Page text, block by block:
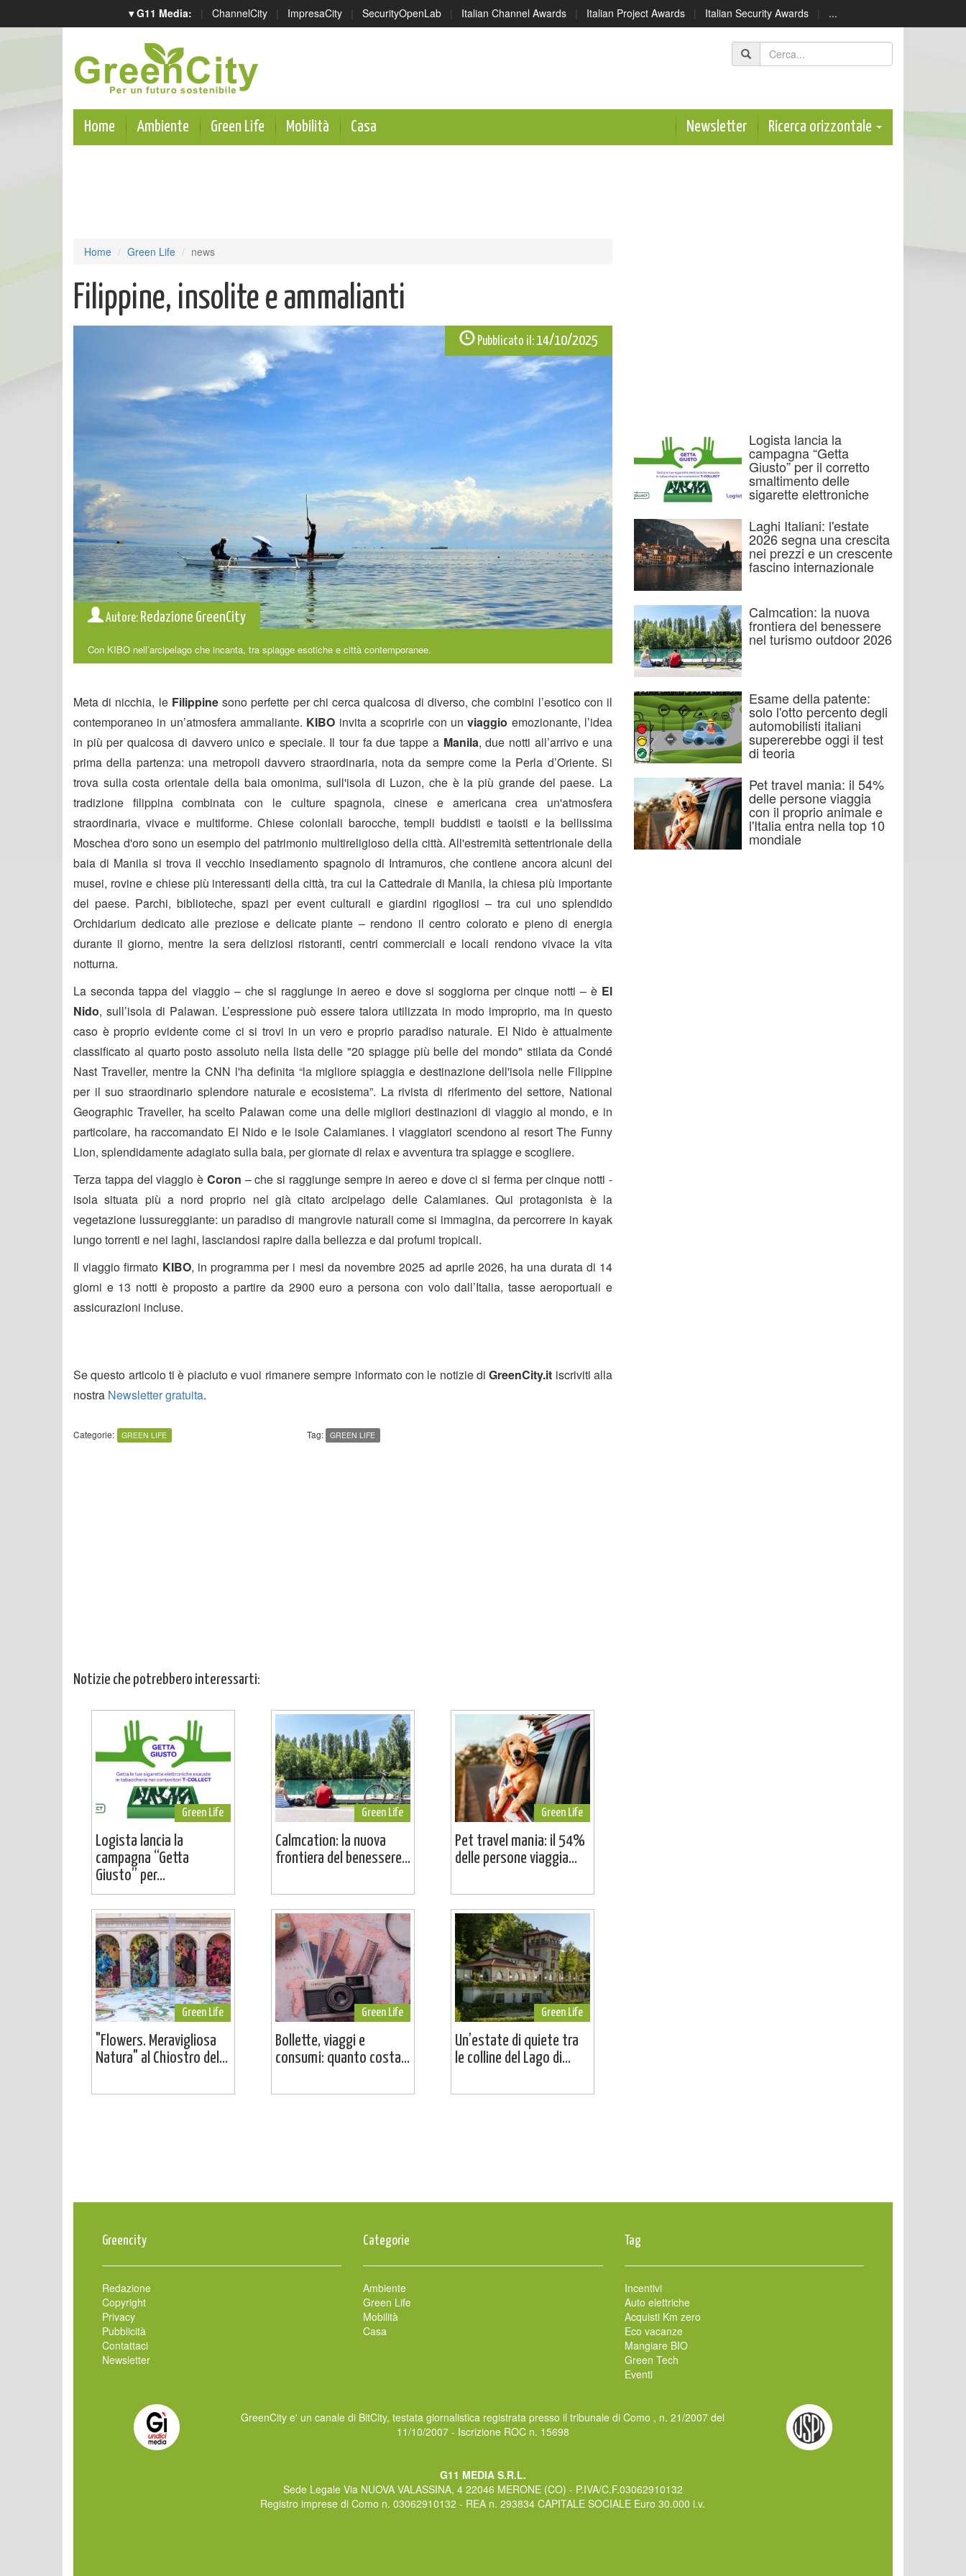
▾ G11 Media: | ChannelCity | ImpresaCity | SecurityOpenLab | Italian Channel Awards | Italian Project Awards | Italian Security Awards | ...
Home Ambiente Green Life Mobilità Casa Newsletter Ricerca orizzontale
Home Green Life news
Filippine, insolite e ammalianti
Pubblicato il:14/10/2025
Autore: Redazione GreenCity
Con KIBO nell’arcipelago che incanta, tra spiagge esotiche e città contemporanee.
Meta di nicchia, le Filippine sono perfette per chi cerca qualcosa di diverso, che combini l’esotico con il
contemporaneo in un’atmosfera ammaliante. KIBO invita a scoprirle con un viaggio emozionante, l’idea
in più per qualcosa di davvero unico e speciale. Il tour fa due tappe a Manila, due notti all’arrivo e una
prima della partenza: una metropoli davvero straordinaria, nota da sempre come la Perla d’Oriente. Si
trova sulla costa orientale della baia omonima, sull'isola di Luzon, che è la più grande del paese. La
tradizione filippina combinata con le culture spagnola, cinese e americana crea un'atmosfera
straordinaria, vivace e multiforme. Chiese coloniali barocche, templi buddisti e taoisti e la bellissima
Moschea d'oro sono un esempio del patrimonio multireligioso della città. All'estremità settentrionale della
baia di Manila si trova il vecchio insediamento spagnolo di Intramuros, che contiene ancora alcuni dei
musei, rovine e chiese più interessanti della città, tra cui la Cattedrale di Manila, la chiesa più importante
del paese. Parchi, biblioteche, spazi per event culturali e giardini rigogliosi – tra cui uno splendido
Orchidarium dedicato alle preziose e delicate piante – rendono il centro colorato e pieno di energia
durante il giorno, mentre la sera deliziosi ristoranti, centri commerciali e locali rendono vivace la vita
notturna.
La seconda tappa del viaggio – che si raggiunge in aereo e dove si soggiorna per cinque notti – è El
Nido, sull’isola di Palawan. L’espressione può essere talora utilizzata in modo improprio, ma in questo
caso è proprio evidente come ci si trovi in un vero e proprio paradiso naturale. El Nido è attualmente
classificato al quarto posto assoluto nella lista delle "20 spiagge più belle del mondo" stilata da Condé
Nast Traveller, mentre la CNN l'ha definita “la migliore spiaggia e destinazione dell'isola nelle Filippine
per il suo straordinario splendore naturale e ecosistema”. La rivista di riferimento del settore, National
Geographic Traveller, ha scelto Palawan come una delle migliori destinazioni di viaggio al mondo, e in
particolare, ha raccomandato El Nido e le isole Calamianes. I viaggiatori scendono al resort The Funny
Lion, splendidamente adagiato sulla baia, per giornate di relax e avventura tra spiagge e scogliere.
Terza tappa del viaggio è Coron – che si raggiunge sempre in aereo e dove ci si ferma per cinque notti -
isola situata più a nord proprio nel già citato arcipelago delle Calamianes. Qui protagonista è la
vegetazione lussureggiante: un paradiso di mangrovie naturali come si immagina, da percorrere in kayak
lungo torrenti e nei laghi, lasciandosi rapire dalla bellezza e dai profumi tropicali.
Il viaggio firmato KIBO, in programma per i mesi da novembre 2025 ad aprile 2026, ha una durata di 14
giorni e 13 notti è proposto a partire da 2900 euro a persona con volo dall’Italia, tasse aeroportuali e
assicurazioni incluse.
Se questo articolo ti è piaciuto e vuoi rimanere sempre informato con le notizie diGreenCity.it iscriviti alla
nostra Newsletter gratuita.
Categorie: GREEN LIFE Tag: GREEN LIFE
Notizie che potrebbero interessarti:
Green Life
Logista lancia la
campagna “Getta
Giusto” per...
Green Life
Calmcation: la nuova
frontiera del benessere...
Green Life
Pet travel mania: il 54%
delle persone viaggia...
Green Life
"Flowers. Meravigliosa
Natura" al Chiostro del...
Green Life
Bollette, viaggi e
consumi: quanto costa...
Green Life
Un’estate di quiete tra
le colline del Lago di...
Logista lancia la
campagna “Getta
Giusto” per il corretto
smaltimento delle
sigarette elettroniche
Laghi Italiani: l'estate
2026 segna una crescita
nei prezzi e un crescente
fascino internazionale
Calmcation: la nuova
frontiera del benessere
nel turismo outdoor 2026
Esame della patente:
solo l'otto percento degli
automobilisti italiani
supererebbe oggi il test
di teoria
Pet travel mania: il 54%
delle persone viaggia
con il proprio animale e
l'Italia entra nella top 10
mondiale
Greencity
Redazione
Copyright
Privacy
Pubblicità
Contattaci
Newsletter
Categorie
Ambiente
Green Life
Mobilità
Casa
Tag
Incentivi
Auto elettriche
Acquisti Km zero
Eco vacanze
Mangiare BIO
Green Tech
Eventi
GreenCity e' un canale di BitCity, testata giornalistica registrata presso il tribunale di Como , n. 21/2007 del
11/10/2007 - Iscrizione ROC n. 15698
G11 MEDIA S.R.L.
Sede Legale Via NUOVA VALASSINA, 4 22046 MERONE (CO) - P.IVA/C.F.03062910132
Registro imprese di Como n. 03062910132 - REA n. 293834 CAPITALE SOCIALE Euro 30.000 i.v.